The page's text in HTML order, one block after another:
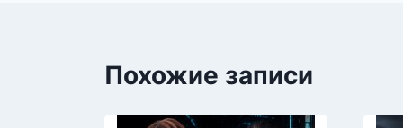
Похожие записи